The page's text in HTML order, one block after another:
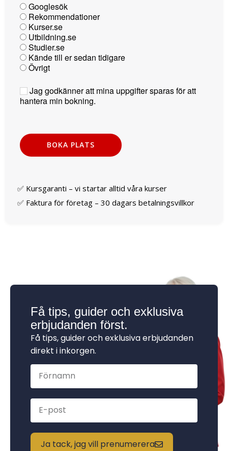
Googlesök
Rekommendationer
Kurser.se
Utbildning.se
Studier.se
Kände till er sedan tidigare
Övrigt
Jag godkänner att mina uppgifter sparas för att
hantera min bokning.
✅ Kursgaranti – vi startar alltid våra kurser
✅ Faktura för företag – 30 dagars betalningsvillkor
Få tips, guider och exklusiva
erbjudanden först.
Få tips, guider och exklusiva erbjudanden
direkt i inkorgen.
Ja tack, jag vill prenumerera